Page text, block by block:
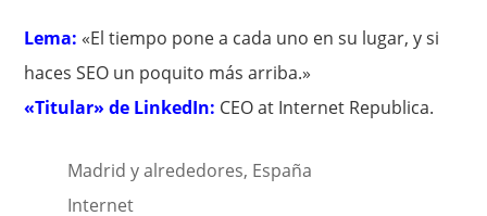
Lema: «El tiempo pone a cada uno en su lugar, y si
haces SEO un poquito más arriba.»
«Titular» de LinkedIn: CEO at Internet Republica.
Madrid y alrededores, España
Internet